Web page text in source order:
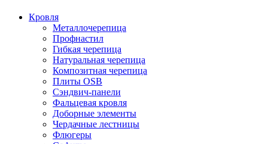
Кровля
Металлочерепица
Профнастил
Гибкая черепица
Натуральная черепица
Композитная черепица
Плиты OSB
Сэндвич-панели
Фальцевая кровля
Доборные элементы
Чердачные лестницы
Флюгеры